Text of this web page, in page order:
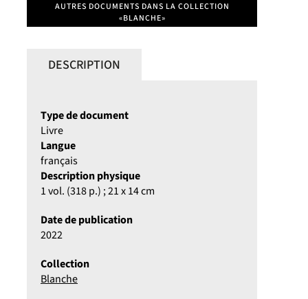
AUTRES DOCUMENTS DANS LA COLLECTION
«BLANCHE»
DESCRIPTION
Type de document
Livre
Langue
français
Description physique
1 vol. (318 p.) ; 21 x 14 cm
Date de publication
2022
Collection
Blanche